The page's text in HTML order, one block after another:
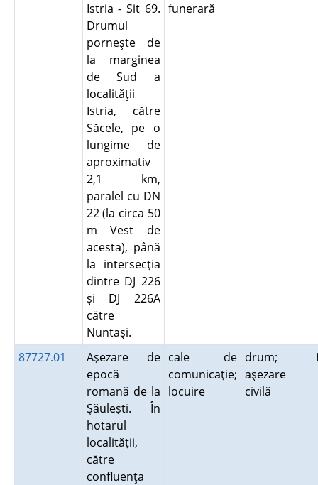
Istria - Sit 69.
Drumul
porneşte de
la marginea
de Sud a
localităţii
Istria, către
Săcele, pe o
lungime de
aproximativ
2,1 km,
paralel cu DN
22 (la circa 50
m Vest de
acesta), până
la intersecţia
dintre DJ 226
şi DJ 226A
către
Nuntaşi.
funerară
87727.01
Aşezare de
epocă
romană de la
Şăuleşti. În
hotarul
localităţii,
către
confluenţa
cale de
comunicaţie;
locuire
drum;
aşezare
civilă